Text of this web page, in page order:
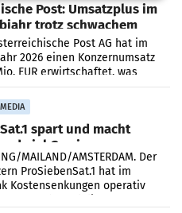
Post: Umsatzplus im
trotz schwachem
Post AG hat im
2026 einen Konzernumsatz
EUR erwirtschaftet, was
3,8 Prozent gegenüber dem
spart und macht
viel Gewinn
MAILAND/AMSTERDAM. Der
ProSiebenSat.1 hat im
Kostensenkungen operativ